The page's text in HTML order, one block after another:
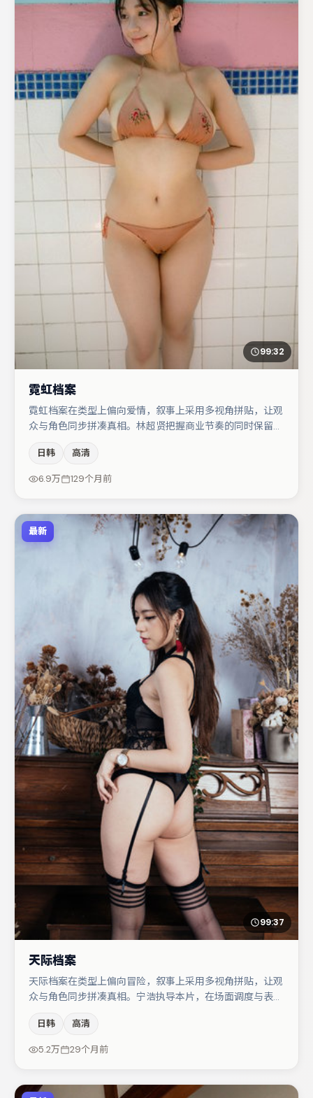
99:32
霓虹档案
霓虹档案在类型上偏向爱情，叙事上采用多视角拼贴，让观
众与角色同步拼凑真相。林超贤把握商业节奏的同时保留人
手戏构成全片情感锚点，亚当·德赖弗则以细节塑造推动谜
题层层揭开。若你偏爱强类型与清晰主线，这部作品值得关
日韩 高清
6.9万 129个月前
最新
99:37
天际档案
天际档案在类型上偏向冒险，叙事上采用多视角拼贴，让观
众与角色同步拼凑真相。宁浩执导本片，在场面调度与表演
担叙事驱动，文淇、周迅分别提供反差与喜剧/悬疑调剂
（视场次而定）。若你偏爱强类型与清晰主线，这部作品值
得关注。
日韩 高清
5.2万 29个月前